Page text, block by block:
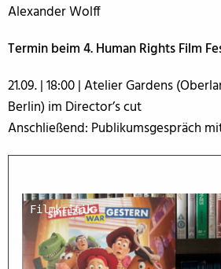
Alexander Wolff
Termin beim 4. Human Rights Film
21.09. | 18:00 | Atelier Gardens
Berlin) im Director’s cut
Anschließend: Publikumsgespräch
Filmkritik